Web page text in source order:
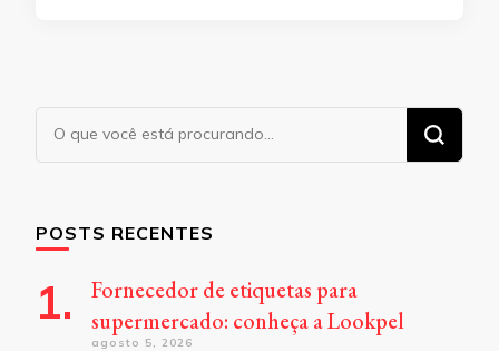
Procurando
algo?
POSTS RECENTES
Fornecedor de etiquetas para
supermercado: conheça a Lookpel
agosto 5, 2026